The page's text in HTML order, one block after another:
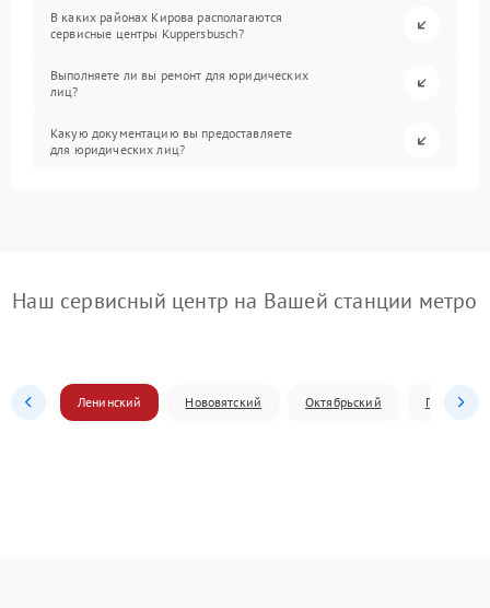
В каких районах Кирова располагаются
сервисные центры Kuppersbusch?
Выполняете ли вы ремонт для юридических
лиц?
Какую документацию вы предоставляете
для юридических лиц?
Наш сервисный центр на Вашей станции метро
Ленинский Нововятский Октябрьский